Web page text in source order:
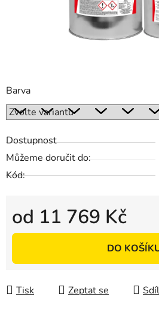
Barva
Dostupnost
Můžeme doručit do:
Kód:
od 11 769 Kč
Měrná cena:
DO
Tisk Zeptat se